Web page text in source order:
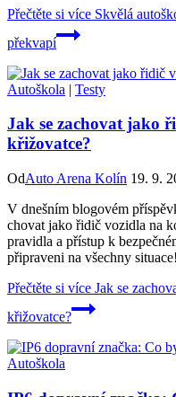
Přečtěte si více Skvělá
překvapí
Autoškola | Testy
Jak se zachovat jako
křižovatce?
OdAuto Arena Kolín 19. 9.
V dnešním blogovém
chovat jako řidič vozidla na
pravidla a přístup k
připraveni na všechny situace!
Přečtěte si více Jak se
křižovatce?
Autoškola